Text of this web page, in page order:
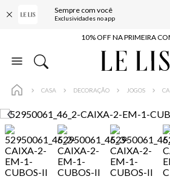
Sempre com você
Exclusividades no appBAIXE O APP
10% OFF NA PRIMEIRA
COMPRE ONLINE E RETIRE
BAIXE O APP
10% OFF NA PRIMEIRA
CASA DECORAÇÃO JOGOS